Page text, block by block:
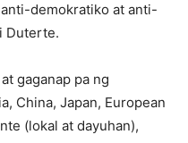
demokratiko at anti-
Duterte.
gaganap pa ng
China, Japan, European
(lokal at dayuhan),